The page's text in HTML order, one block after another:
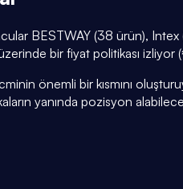
BESTWAY (38 ürün),
bir fiyat politikası
önemli bir kısmını
yanında pozisyon